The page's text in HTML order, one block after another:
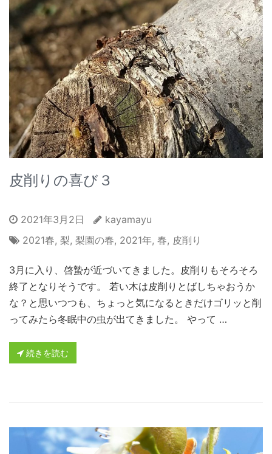
皮削りの喜び３
2021年3月2日
kayamayu
2021春, 梨, 梨園の春, 2021年, 春, 皮削り
3月に入り、啓蟄が近づいてきました。皮削りもそろそろ
終了となりそうです。 若い木は皮削りとばしちゃおうか
な？と思いつつも、ちょっと気になるときだけゴリッと削
ってみたら冬眠中の虫が出てきました。 やって …
続きを読む